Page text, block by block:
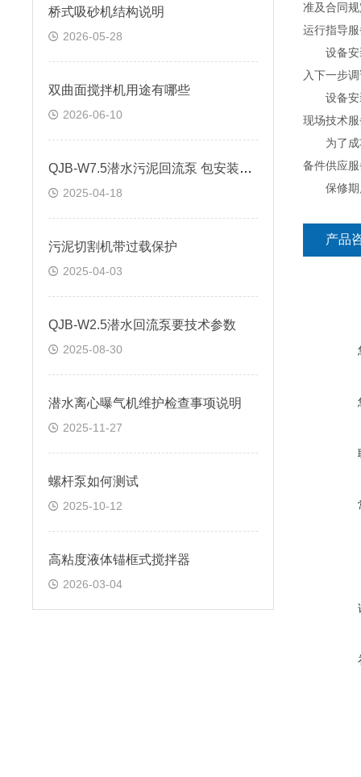
桥式吸砂机结构说明
2026-05-28
双曲面搅拌机用途有哪些
2026-06-10
QJB-W7.5潜水污泥回流泵 包安装调试
2025-04-18
污泥切割机带过载保护
2025-04-03
QJB-W2.5潜水回流泵要技术参数
2025-08-30
潜水离心曝气机维护检查事项说明
2025-11-27
螺杆泵如何测试
2025-10-12
高粘度液体锚框式搅拌器
2026-03-04
准及合同
运行指导
设备安装
入下一步
设备安装
现场技术
为了成功
备件供应
保修期后
产品